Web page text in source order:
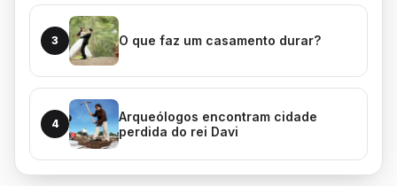
3 O que faz um casamento durar?
4
Arqueólogos encontram cidade
perdida do rei Davi